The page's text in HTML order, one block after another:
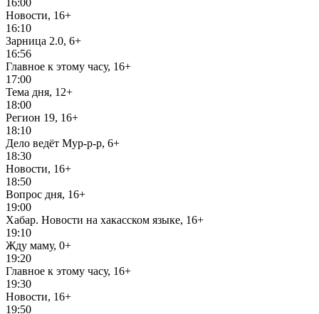
16:00
Новости, 16+
16:10
Зарница 2.0, 6+
16:56
Главное к этому часу, 16+
17:00
Тема дня, 12+
18:00
Регион 19, 16+
18:10
Дело ведёт Мур-р-р, 6+
18:30
Новости, 16+
18:50
Вопрос дня, 16+
19:00
Хабар. Новости на хакасском языке, 16+
19:10
Жду маму, 0+
19:20
Главное к этому часу, 16+
19:30
Новости, 16+
19:50